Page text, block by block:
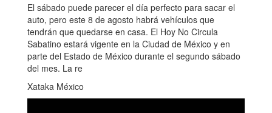
El sábado puede parecer el día perfecto para sacar el
auto, pero este 8 de agosto habrá vehículos que
tendrán que quedarse en casa. El Hoy No Circula
Sabatino estará vigente en la Ciudad de México y en
parte del Estado de México durante el segundo sábado
del mes. La re
Xataka México